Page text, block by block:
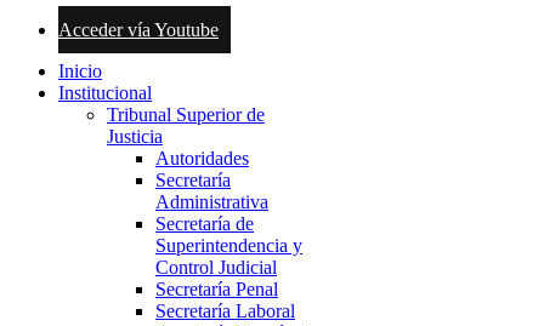
Acceder vía Youtube
Inicio
Institucional
Tribunal Superior de
Justicia
Autoridades
Secretaría
Administrativa
Secretaría de
Superintendencia y
Control Judicial
Secretaría Penal
Secretaría Laboral